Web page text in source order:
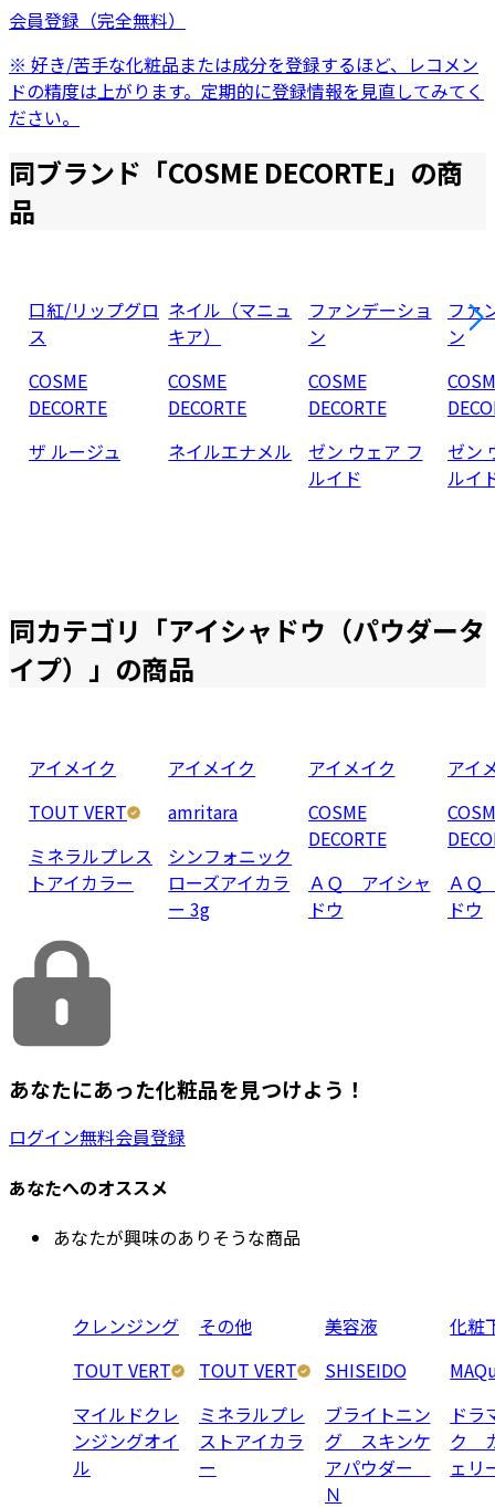
会員登録（完全無料）
※ 好き/苦手な化粧品または成分を登録するほど、レコメン
ドの精度は上がります。定期的に登録情報を見直してみてく
ださい。
同ブランド「COSME DECORTE」の商
品
口紅/リップグロ
ス
COSME
DECORTE
ザ ルージュ
ネイル（マニュ
キア）
COSME
DECORTE
ネイルエナメル
ファンデーショ
ン
COSME
DECORTE
ゼン ウェア フ
ルイド
ファ
ン
ゼン
ルイ
同カテゴリ「アイシャドウ（パウダータ
イプ） 」の商品
アイメイク
TOUT VERT
ミネラルプレス
トアイカラー
アイメイク
amritara
シンフォニック
ローズアイカラ
ー 3g
アイメイク
COSME
DECORTE
ＡＱ アイシャ
ドウ
アイ
ＡＱ
ドウ
あなたにあった化粧品を見つけよう！
ログイン無料会員登録
あなたへのオススメ
あなたが興味のありそうな商品
クレンジング
TOUT VERT
マイルドクレ
ンジングオイ
ル
その他
TOUT VERT
ミネラルプレ
ストアイカラ
ー
美容液
SHISEIDO
ブライトニン
グ スキンケ
アパウダー
Ｎ
化粧
ドラ
ク
ェ